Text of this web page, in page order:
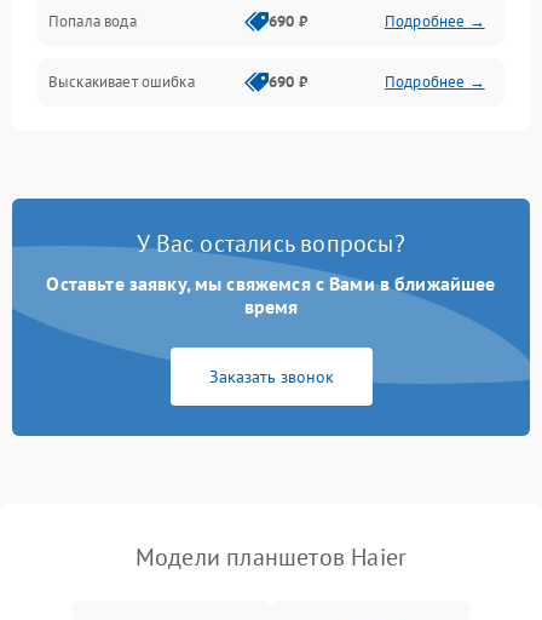
Разговор (микрофон, динамик)
Перегрев и нестабильная работа
Программные сбои
Попала вода 690 ₽ Подробнее →
Выскакивает ошибка 690 ₽ Подробнее →
У Вас остались вопросы?
Оставьте заявку, мы свяжемся с Вами в ближайшее
время
Заказать звонок
Модели планшетов Haier